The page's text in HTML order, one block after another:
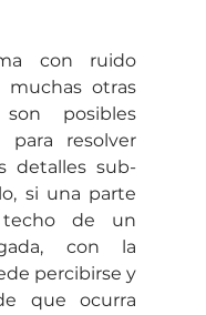
con ruido
muchas otras
posibles
para resolver
detalles sub-
si una parte
de un
con la
percibirse y
que ocurra